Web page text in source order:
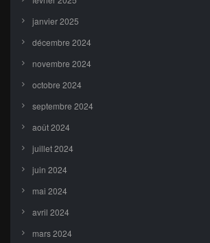
janvier 2025
décembre 2024
novembre 2024
octobre 2024
septembre 2024
août 2024
juillet 2024
juin 2024
mai 2024
avril 2024
mars 2024